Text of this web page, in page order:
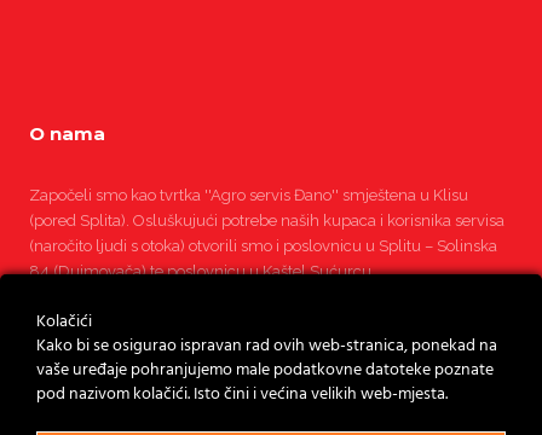
O nama
Započeli smo kao tvrtka ''Agro servis Đano'' smještena u Klisu
(pored Splita). Osluškujući potrebe naših kupaca i korisnika servisa
(naročito ljudi s otoka) otvorili smo i poslovnicu u Splitu – Solinska
84 (Dujmovača) te poslovnicu u Kaštel Sućurcu.
Pročitajte više
Kolačići
Kako bi se osigurao ispravan rad ovih web-stranica, ponekad na
vaše uređaje pohranjujemo male podatkovne datoteke poznate
pod nazivom kolačići. Isto čini i većina velikih web-mjesta.